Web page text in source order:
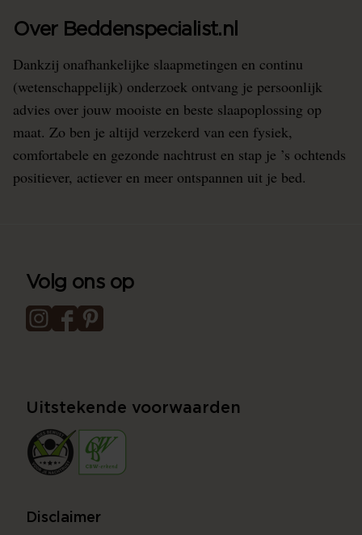
Over Beddenspecialist.nl
Dankzij onafhankelijke slaapmetingen en continu
(wetenschappelijk) onderzoek ontvang je persoonlijk
advies over jouw mooiste en beste slaapoplossing op
maat. Zo ben je altijd verzekerd van een fysiek,
comfortabele en gezonde nachtrust en stap je ’s ochtends
positiever, actiever en meer ontspannen uit je bed.
Volg ons op
Uitstekende voorwaarden
Disclaimer